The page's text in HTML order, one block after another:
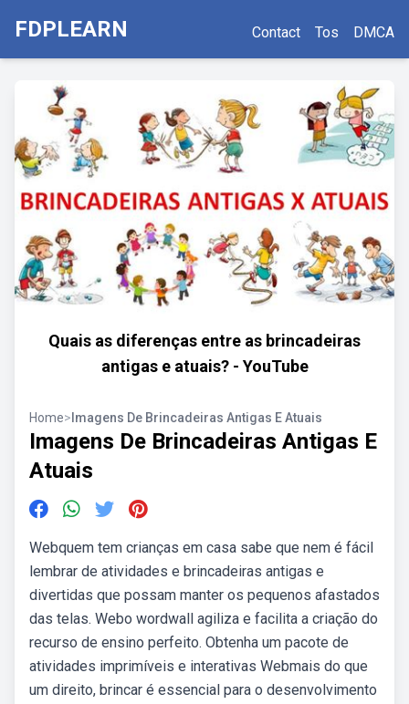
FDPLEARN Contact Tos DMCA
Quais as diferenças entre as brincadeiras
antigas e atuais? - YouTube
Home> Imagens De Brincadeiras Antigas E Atuais
Imagens De Brincadeiras Antigas E
Atuais
Webquem tem crianças em casa sabe que nem é fácil
lembrar de atividades e brincadeiras antigas e
divertidas que possam manter os pequenos afastados
das telas. Webo wordwall agiliza e facilita a criação do
recurso de ensino perfeito. Obtenha um pacote de
atividades imprimíveis e interativas Webmais do que
um direito, brincar é essencial para o desenvolvimento